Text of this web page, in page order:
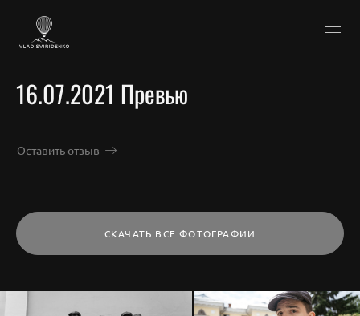
16.07.2021 Превью
Оставить отзыв
СКАЧАТЬ ВСЕ ФОТОГРАФИИ